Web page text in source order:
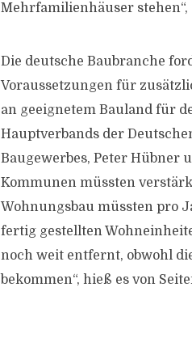
Mehrfamilienhäuser stehen“,
Die deutsche Baubranche
Voraussetzungen für
an geeignetem Bauland für
Hauptverbands der
Baugewerbes, Peter Hübner
Kommunen müssten
Wohnungsbau müssten pro
fertig gestellten
noch weit entfernt, obwohl
bekommen“, hieß es von